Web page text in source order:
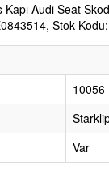
Kapı Audi Seat
Stok
10056
Var